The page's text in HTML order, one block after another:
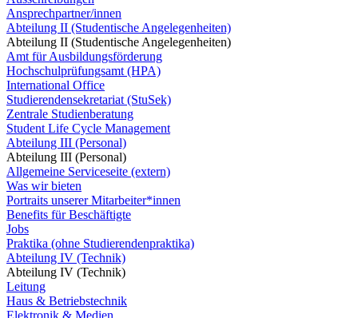
Ansprechpartner/innen
Abteilung II (Studentische Angelegenheiten)
Abteilung II (Studentische Angelegenheiten)
Amt für Ausbildungsförderung
Hochschulprüfungsamt (HPA)
International Office
Studierendensekretariat (StuSek)
Zentrale Studienberatung
Student Life Cycle Management
Abteilung III (Personal)
Abteilung III (Personal)
Allgemeine Serviceseite (extern)
Was wir bieten
Portraits unserer Mitarbeiter*innen
Benefits für Beschäftigte
Jobs
Praktika (ohne Studierendenpraktika)
Abteilung IV (Technik)
Abteilung IV (Technik)
Leitung
Haus & Betriebstechnik
Elektronik & Medien